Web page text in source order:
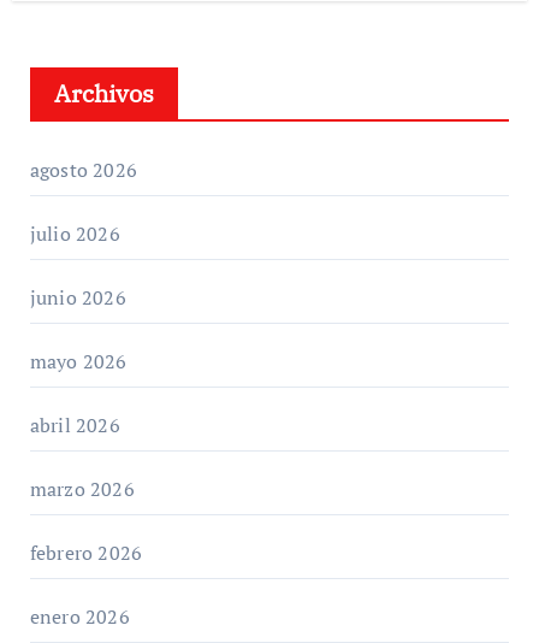
Archivos
agosto 2026
julio 2026
junio 2026
mayo 2026
abril 2026
marzo 2026
febrero 2026
enero 2026